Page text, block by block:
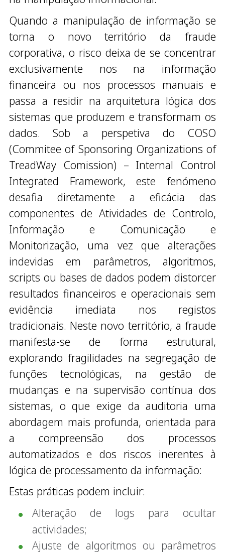
Quando a manipulação de informação se
torna o novo território da fraude
corporativa, o risco deixa de se concentrar
exclusivamente nos na informação
financeira ou nos processos manuais e
passa a residir na arquitetura lógica dos
sistemas que produzem e transformam os
dados. Sob a perspetiva do COSO
(Commitee of Sponsoring Organizations of
TreadWay Comission) – Internal Control
Integrated Framework, este fenómeno
desafia diretamente a eficácia das
componentes de Atividades de Controlo,
Informação e Comunicação e
Monitorização, uma vez que alterações
indevidas em parâmetros, algoritmos,
scripts ou bases de dados podem distorcer
resultados financeiros e operacionais sem
evidência imediata nos registos
tradicionais. Neste novo território, a fraude
manifesta-se de forma estrutural,
explorando fragilidades na segregação de
funções tecnológicas, na gestão de
mudanças e na supervisão contínua dos
sistemas, o que exige da auditoria uma
abordagem mais profunda, orientada para
a compreensão dos processos
automatizados e dos riscos inerentes à
lógica de processamento da informação:
Estas práticas podem incluir:
Alteração de logs para ocultar
actividades;
Ajuste de algoritmos ou parâmetros